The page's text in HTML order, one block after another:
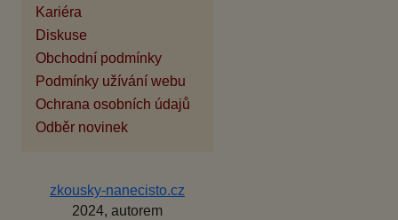
Kariéra
Diskuse
Obchodní podmínky
Podmínky užívání webu
Ochrana osobních údajů
Odběr novinek
zkousky-nanecisto.cz
2024, autorem